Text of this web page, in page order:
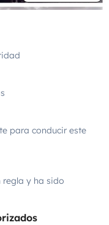
para conducir este
regla y ha sido